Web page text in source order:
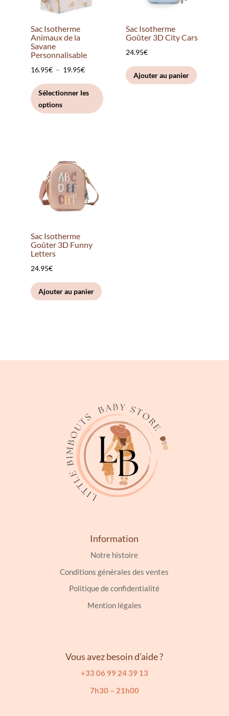
Sac Isotherme
Animaux de la
Savane
Personnalisable
16.95€ – 19.95€Plage
de
prix :
16.95€
Sélectionner les
options
produit
Sac Isotherme
Goûter 3D City Cars
24.95€
Ajouter au panier
Sac Isotherme
Goûter 3D Funny
Letters
24.95€
Ajouter au panier
Information
Notre histoire
Conditions générales des ventes
Politique de confidentialité
Mention légales
Vous avez besoin d’aide ?
+33 06 99 24 39 13
7h30 – 21h00